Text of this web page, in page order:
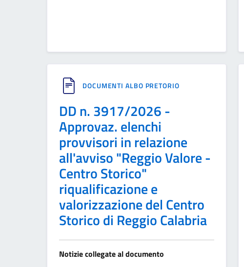
DOCUMENTI ALBO PRETORIO
DD n. 3917/2026 -
Approvaz. elenchi
provvisori in relazione
all'avviso "Reggio Valore -
Centro Storico"
riqualificazione e
valorizzazione del Centro
Storico di Reggio Calabria
Notizie collegate al documento